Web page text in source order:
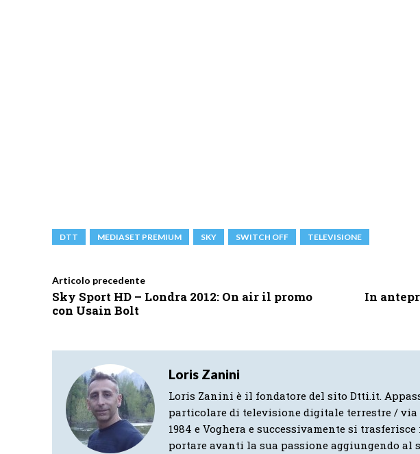
DTT MEDIASET PREMIUM SKY SWITCH OFF TELEVISIONE
Articolo precedente
Sky Sport HD – Londra 2012: On air il promo
con Usain Bolt
In
Loris Zanini
Loris Zanini è il fondatore del sito Dtti.it.
particolare di televisione digitale terrestre /
1984 e Voghera e successivamente si
portare avanti la sua passione aggiungendo al